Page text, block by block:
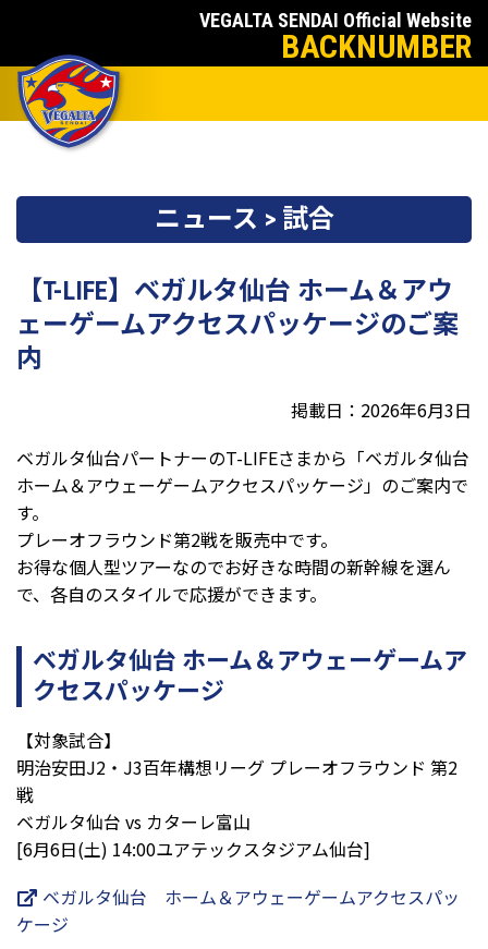
VEGALTA SENDAI Official Website
BACKNUMBER
ニュース > 試合
【T-LIFE】ベガルタ仙台 ホーム＆アウ
ェーゲームアクセスパッケージのご案
内
掲載日：2026年6月3日
ベガルタ仙台パートナーのT-LIFEさまから「ベガルタ仙台
ホーム＆アウェーゲームアクセスパッケージ」のご案内で
す。
プレーオフラウンド第2戦を販売中です。
お得な個人型ツアーなのでお好きな時間の新幹線を選ん
で、各自のスタイルで応援ができます。
ベガルタ仙台 ホーム＆アウェーゲームア
クセスパッケージ
【対象試合】
明治安田J2・J3百年構想リーグ プレーオフラウンド 第2
戦
ベガルタ仙台 vs カターレ富山
[6月6日(土) 14:00ユアテックスタジアム仙台]
ベガルタ仙台 ホーム＆アウェーゲームアクセスパッ
ケージ